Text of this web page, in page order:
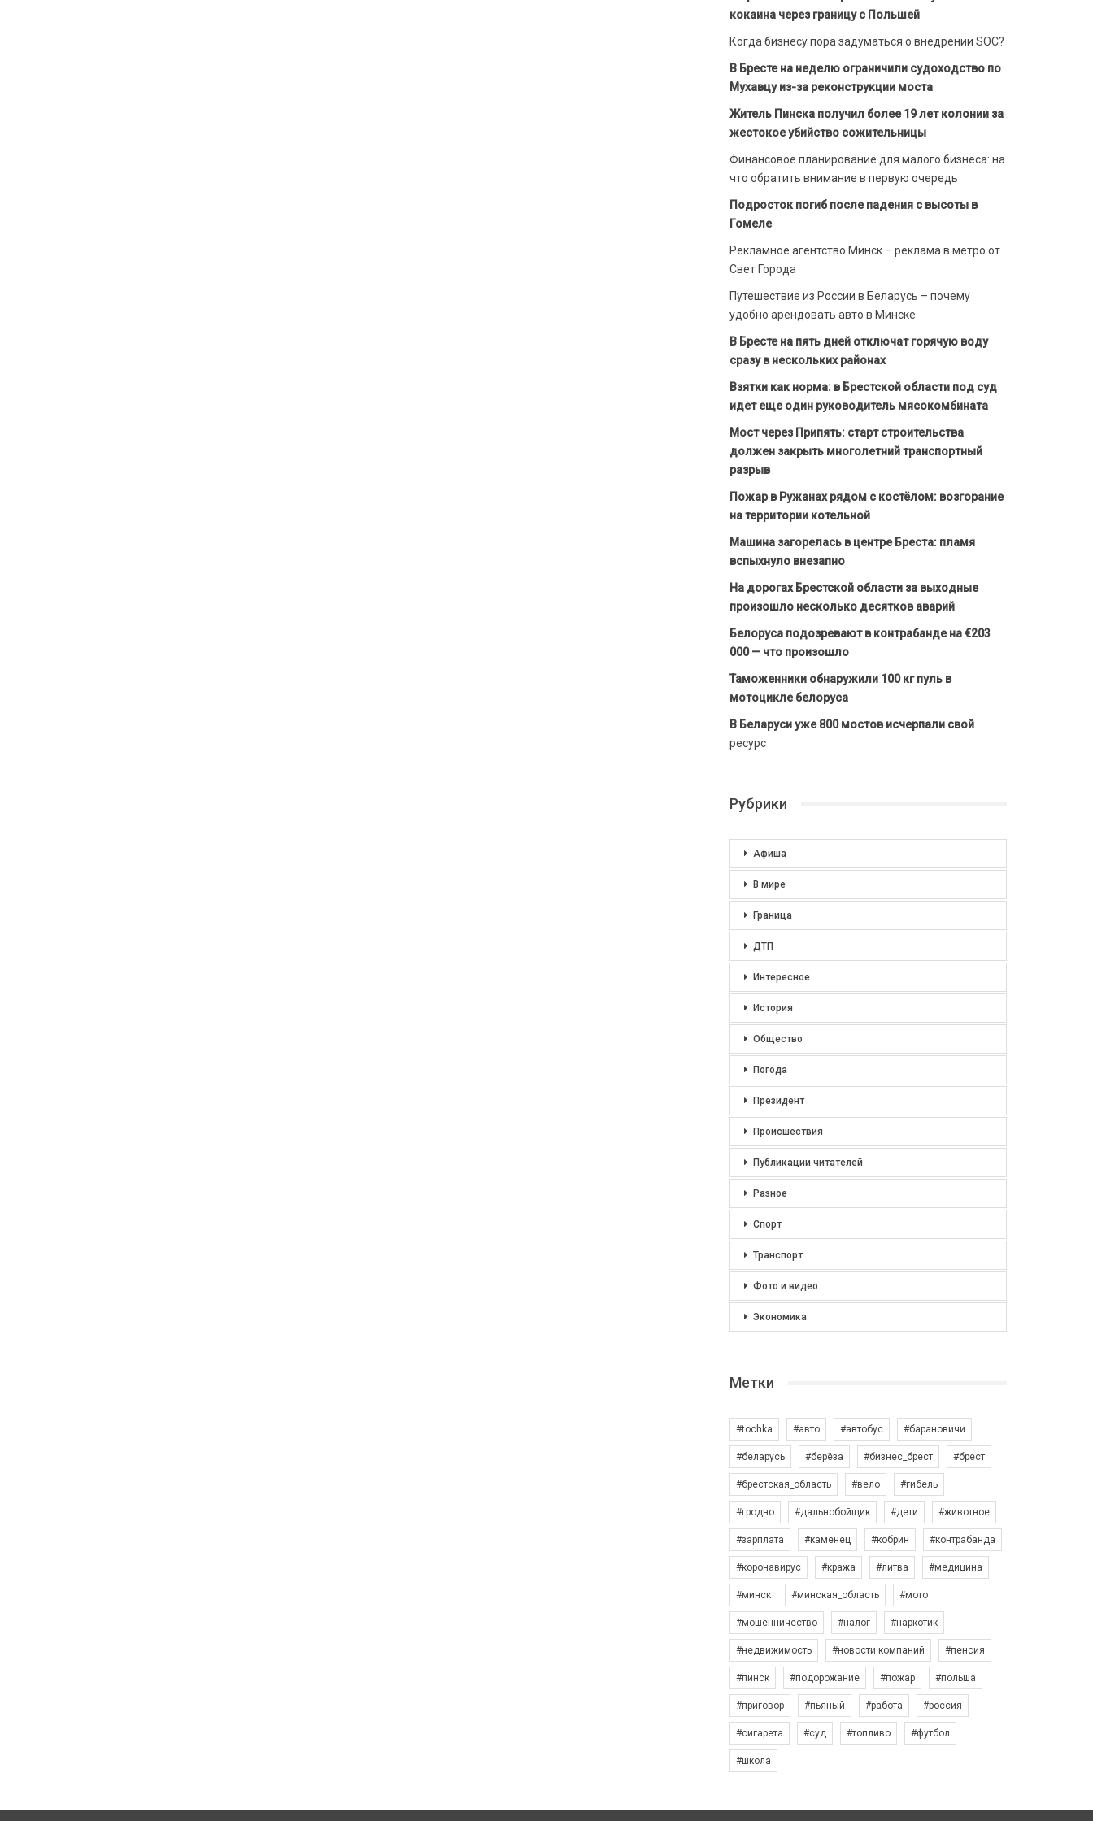
кокаина через границу с Польшей
Когда бизнесу пора задуматься о внедрении SOC?
В Бресте на неделю ограничили судоходство по
Мухавцу из-за реконструкции моста
Житель Пинска получил более 19 лет колонии за
жестокое убийство сожительницы
Финансовое планирование для малого бизнеса: на
что обратить внимание в первую очередь
Подросток погиб после падения с высоты в
Гомеле
Рекламное агентство Минск – реклама в метро от
Свет Города
Путешествие из России в Беларусь – почему
удобно арендовать авто в Минске
В Бресте на пять дней отключат горячую воду
сразу в нескольких районах
Взятки как норма: в Брестской области под суд
идет еще один руководитель мясокомбината
Мост через Припять: старт строительства
должен закрыть многолетний транспортный
разрыв
Пожар в Ружанах рядом с костёлом: возгорание
на территории котельной
Машина загорелась в центре Бреста: пламя
вспыхнуло внезапно
На дорогах Брестской области за выходные
произошло несколько десятков аварий
Белоруса подозревают в контрабанде на €203
000 — что произошло
Таможенники обнаружили 100 кг пуль в
мотоцикле белоруса
В Беларуси уже 800 мостов исчерпали свой
ресурс
Рубрики
Афиша
В мире
Граница
ДТП
Интересное
История
Общество
Погода
Президент
Происшествия
Публикации читателей
Разное
Спорт
Транспорт
Фото и видео
Экономика
Метки
#tochka #авто #автобус #барановичи
#беларусь #берёза #бизнес_брест #брест
#брестская_область #вело #гибель
#гродно #дальнобойщик #дети #животное
#зарплата #каменец #кобрин #контрабанда
#коронавирус #кража #литва #медицина
#минск #минская_область #мото
#мошенничество #налог #наркотик
#недвижимость #новости компаний #пенсия
#пинск #подорожание #пожар #польша
#приговор #пьяный #работа #россия
#сигарета #суд #топливо #футбол
#школа